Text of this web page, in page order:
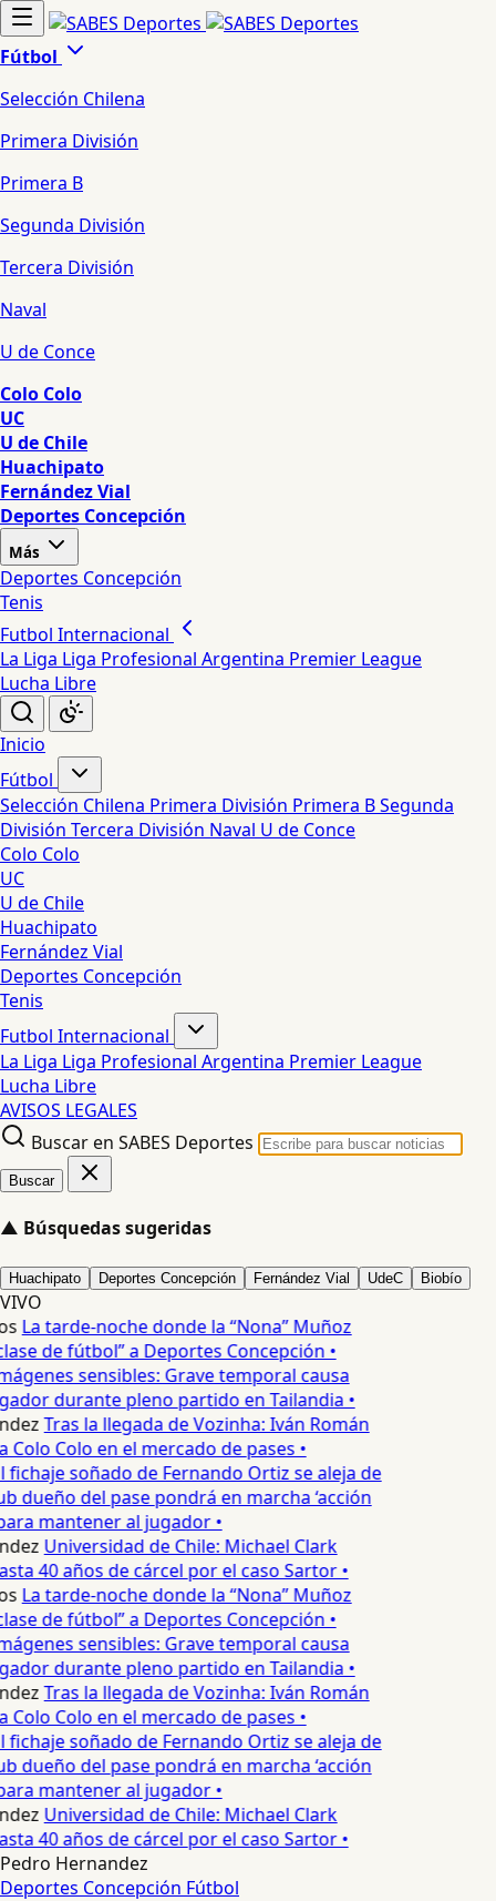
Fútbol
Selección Chilena
Primera División
Primera B
Segunda División
Tercera División
Naval
U de Conce
Colo Colo
UC
U de Chile
Huachipato
Fernández Vial
Deportes Concepción
Más
Deportes Concepción
Tenis
Futbol Internacional
La Liga Liga Profesional Argentina Premier League
Lucha Libre
Inicio
Fútbol
Selección Chilena Primera División Primera BSegunda
División Tercera División Naval U de Conce
Colo Colo
UC
U de Chile
Huachipato
Fernández Vial
Deportes Concepción
Tenis
Futbol Internacional
La Liga Liga Profesional Argentina Premier League
Lucha Libre
AVISOS LEGALES
Buscar en SABES Deportes
Buscar
▲ Búsquedas sugeridas
Huachipato Deportes Concepción Fernández Vial UdeC Biobío
VIVO
La tarde-noche donde la “Nona” Muñoz
de fútbol” a Deportes Concepción •
sensibles: Grave temporal causa
durante pleno partido en Tailandia •
Tras la llegada de Vozinha: Iván Román
Colo en el mercado de pases •
fichaje soñado de Fernando Ortiz se aleja de
dueño del pase pondrá en marcha ‘acción
mantener al jugador •
Universidad de Chile: Michael Clark
40 años de cárcel por el caso Sartor •
La tarde-noche donde la “Nona” Muñoz
de fútbol” a Deportes Concepción •
sensibles: Grave temporal causa
durante pleno partido en Tailandia •
Tras la llegada de Vozinha: Iván Román
Colo en el mercado de pases •
fichaje soñado de Fernando Ortiz se aleja de
dueño del pase pondrá en marcha ‘acción
mantener al jugador •
Universidad de Chile: Michael Clark
40 años de cárcel por el caso Sartor •
Pedro Hernandez
Deportes Concepción Fútbol